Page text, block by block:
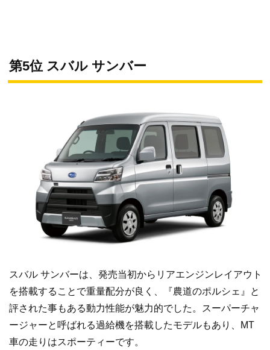
第5位 スバル サンバー
スバル サンバーは、発売当初からリアエンジンレイアウト
を搭載することで重量配分が良く、『農道のポルシェ』と
評された事もある動力性能が魅力的でした。スーパーチャ
ージャーと呼ばれる過給機を搭載したモデルもあり、MT
車の走りはスポーティーです。